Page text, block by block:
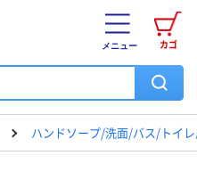
カゴ
メニュー
ハンドソープ/洗面/バス/トイ